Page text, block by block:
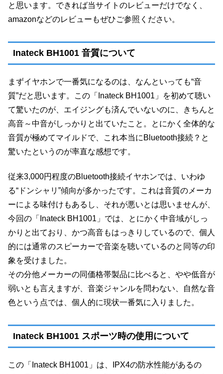
と思います。できれば当サイトのレビューだけでなく、
amazonなどのレビューもぜひご参照ください。
Inateck BH1001 音質について
まずイヤホンで一番気になるのは、なんといっても“音
質”だと思います。この「Inateck BH1001」を初めて聴い
て驚いたのが、エイジングも済んでいないのに、きちんと
高音～中音がしっかりと出ていたこと。とにかく全体的な
音質が極めてマイルドで、これ本当にBluetooth接続？と
驚いたというのが率直な感想です。
従来3,000円程度のBluetooth接続イヤホンでは、いわゆ
る“ドンシャリ”傾向が多かったです。これは音質のメーカ
ーによる味付けもあるし、それが悪いとは思いませんが、
今回の「Inateck BH1001」では、とにかく中音域がしっ
かりと出ており、かつ高音もはっきりしているので、個人
的には通常のスピーカーで音楽を聴いているのと同等の印
象を受けました。
その分他メーカーの同価格帯製品に比べると、やや低音が
弱いとも言えますが、音楽ジャンルを問わない、自然な音
色という点では、個人的に現状一番気に入りました。
Inateck BH1001 スポーツ時の使用について
この「Inateck BH1001」は、IPX4の防水性能があるの